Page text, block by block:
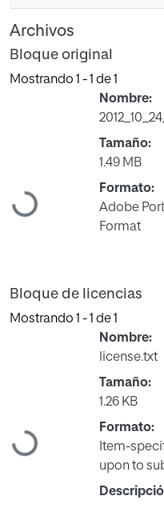
Archivos
Bloque original
Mostrando 1 - 1 de 1
Cargando...
Nombre:
Tamaño:
1.49 MB
Formato:
Adobe
Format
Bloque de licencias
Mostrando 1 - 1 de 1
Cargando...
Nombre:
license.txt
Tamaño:
1.26 KB
Formato:
Item-
upon to